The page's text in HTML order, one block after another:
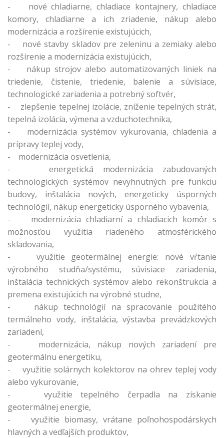
- nové chladiarne, chladiace kontajnery, chladiace
komory, chladiarne a ich zriadenie, nákup alebo
modernizácia a rozšírenie existujúcich,
- nové stavby skladov pre zeleninu a zemiaky alebo
rozšírenie a modernizácia existujúcich,
- nákup strojov alebo automatizovaných liniek na
triedenie, čistenie, triedenie, balenie a súvisiace,
technologické zariadenia a potrebný softvér,
- zlepšenie tepelnej izolácie, zníženie tepelných strát,
tepelná izolácia, výmena a vzduchotechnika,
- modernizácia systémov vykurovania, chladenia a
prípravy teplej vody,
- modernizácia osvetlenia,
- energetická modernizácia zabudovaných
technologických systémov nevyhnutných pre funkciu
budovy, inštalácia nových, energeticky úsporných
technológií, nákup energeticky úsporného vybavenia,
- modernizácia chladiarní a chladiacich komôr s
možnosťou využitia riadeného atmosférického
skladovania,
- využitie geotermálnej energie: nové vŕtanie
výrobného studňa/systému, súvisiace zariadenia,
inštalácia technických systémov alebo rekonštrukcia a
premena existujúcich na výrobné studne,
- nákup technológií na spracovanie použitého
termálneho vody, inštalácia, výstavba prevádzkových
zariadení,
- modernizácia, nákup nových zariadení pre
geotermálnu energetiku,
- využitie solárnych kolektorov na ohrev teplej vody
alebo vykurovanie,
- využitie tepelného čerpadla na získanie
geotermálnej energie,
- využitie biomasy, vrátane poľnohospodárskych
hlavných a vedľajších produktov,